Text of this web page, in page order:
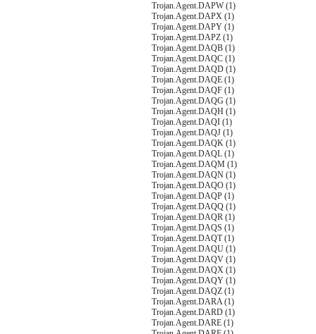
Trojan.Agent.DAPW (1)
Trojan.Agent.DAPX (1)
Trojan.Agent.DAPY (1)
Trojan.Agent.DAPZ (1)
Trojan.Agent.DAQB (1)
Trojan.Agent.DAQC (1)
Trojan.Agent.DAQD (1)
Trojan.Agent.DAQE (1)
Trojan.Agent.DAQF (1)
Trojan.Agent.DAQG (1)
Trojan.Agent.DAQH (1)
Trojan.Agent.DAQI (1)
Trojan.Agent.DAQJ (1)
Trojan.Agent.DAQK (1)
Trojan.Agent.DAQL (1)
Trojan.Agent.DAQM (1)
Trojan.Agent.DAQN (1)
Trojan.Agent.DAQO (1)
Trojan.Agent.DAQP (1)
Trojan.Agent.DAQQ (1)
Trojan.Agent.DAQR (1)
Trojan.Agent.DAQS (1)
Trojan.Agent.DAQT (1)
Trojan.Agent.DAQU (1)
Trojan.Agent.DAQV (1)
Trojan.Agent.DAQX (1)
Trojan.Agent.DAQY (1)
Trojan.Agent.DAQZ (1)
Trojan.Agent.DARA (1)
Trojan.Agent.DARD (1)
Trojan.Agent.DARE (1)